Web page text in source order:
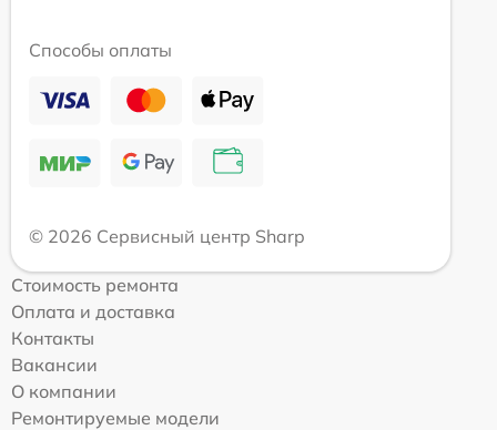
Способы оплаты
© 2026 Сервисный центр Sharp
Стоимость ремонта
Оплата и доставка
Контакты
Вакансии
О компании
Ремонтируемые модели